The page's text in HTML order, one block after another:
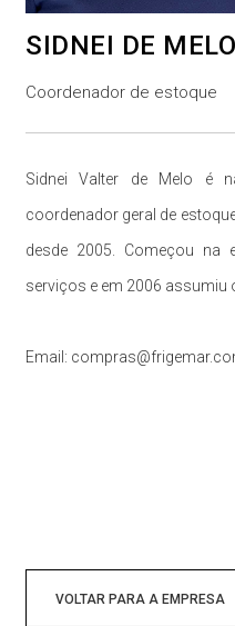
SIDNEI DE MELO
Coordenador de estoque
Sidnei Valter de Melo é
coordenador geral de
desde 2005. Começou na
serviços e em 2006 assumiu
Email:
VOLTAR PARA A EMPRESA